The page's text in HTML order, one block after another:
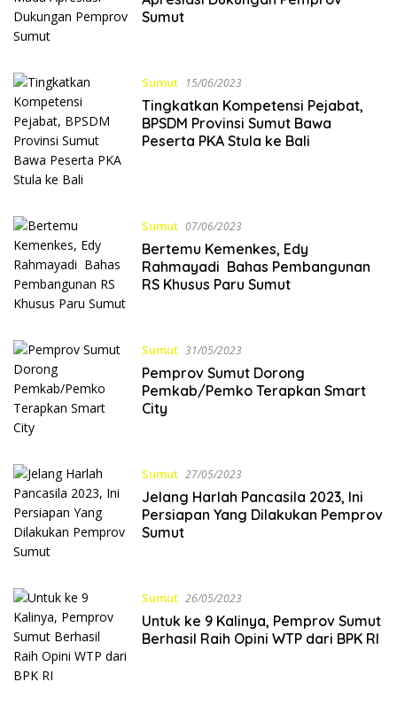
Sumut
Sumut 15/06/2023
Tingkatkan Kompetensi Pejabat,
BPSDM Provinsi Sumut Bawa
Peserta PKA Stula ke Bali
Sumut 07/06/2023
Bertemu Kemenkes, Edy
Rahmayadi Bahas Pembangunan
RS Khusus Paru Sumut
Sumut 31/05/2023
Pemprov Sumut Dorong
Pemkab/Pemko Terapkan Smart
City
Sumut 27/05/2023
Jelang Harlah Pancasila 2023, Ini
Persiapan Yang Dilakukan Pemprov
Sumut
Sumut 26/05/2023
Untuk ke 9 Kalinya, Pemprov Sumut
Berhasil Raih Opini WTP dari BPK RI